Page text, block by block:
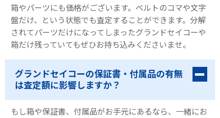
箱やパーツにも価格がございます。ベルトのコマや文字
盤だけ、という状態でも査定することができます。分解
されてパーツだけになってしまったグランドセイコーや
箱だけ残っていてもぜひお持ち込みくださいませ。
グランドセイコーの保証書・付属品の有無
は査定額に影響しますか？
もし箱や保証書、付属品がお手元にあるなら、一緒にお